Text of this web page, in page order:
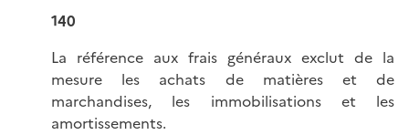
140
La référence aux frais généraux exclut de la
mesure les achats de matières et de
marchandises, les immobilisations et les
amortissements.